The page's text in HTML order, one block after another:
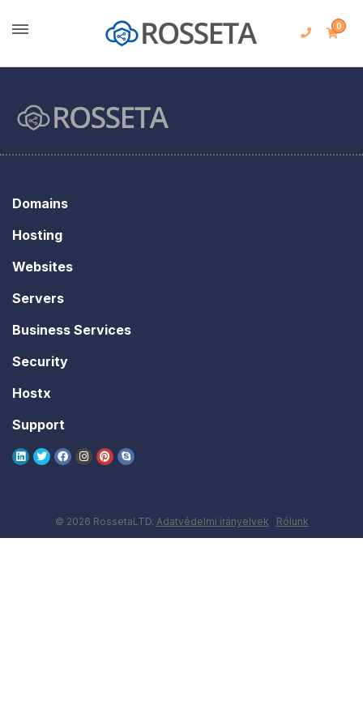
0
Domains
Hosting
Websites
Servers
Business Services
Security
Hostx
Support
© 2026 RossetaLTD. Adatvédelmi irányelvek Rólunk